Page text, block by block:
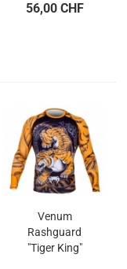
56,00 CHF
Venum
Rashguard
"Tiger King"